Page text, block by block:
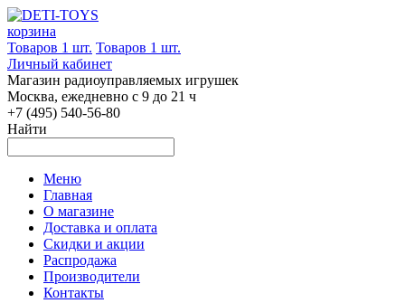
корзина
Товаров 1 шт. Товаров 1 шт.
Личный кабинет
Магазин радиоуправляемых игрушек
Москва, ежедневно с 9 до 21 ч
+7 (495) 540-56-80
Найти
Меню
Главная
О магазине
Доставка и оплата
Скидки и акции
Распродажа
Производители
Контакты